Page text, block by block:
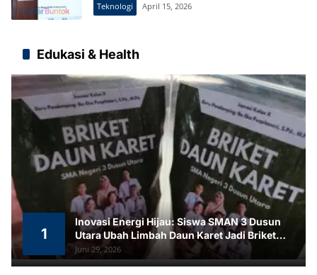
Teknologi April 15, 2026
Edukasi & Health
1
Inovasi Energi Hijau: Siswa SMAN 3 Dusun
Utara Ubah Limbah Daun Karet Jadi Briket
Ramah Lingkungan
Juni 29, 2026